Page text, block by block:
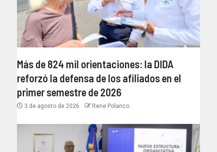
Más de 824 mil orientaciones: la DIDA
reforzó la defensa de los afiliados en el
primer semestre de 2026
3 de agosto de 2026 Rene Polanco